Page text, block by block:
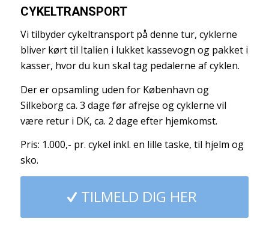
CYKELTRANSPORT
Vi tilbyder cykeltransport på denne tur, cyklerne
bliver kørt til Italien i lukket kassevogn og pakket i
kasser, hvor du kun skal tag pedalerne af cyklen.
Der er opsamling uden for København og
Silkeborg ca. 3 dage før afrejse og cyklerne vil
være retur i DK, ca. 2 dage efter hjemkomst.
Pris: 1.000,- pr. cykel inkl. en lille taske, til hjelm og
sko.
TILMELD DIG HER